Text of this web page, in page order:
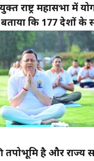
राष्ट्र महासभा में
बताया कि 177 देशों
है और राज्य